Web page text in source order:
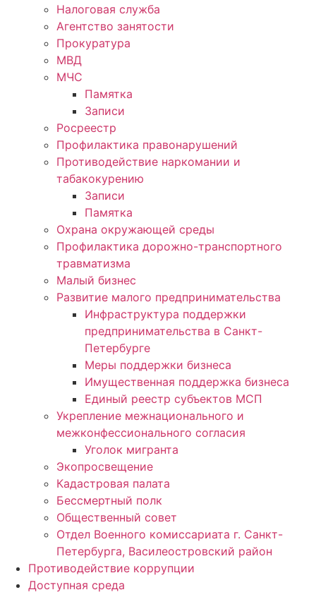
Налоговая служба
Агентство занятости
Прокуратура
МВД
МЧС
Памятка
Записи
Росреестр
Профилактика правонарушений
Противодействие наркомании и
табакокурению
Записи
Памятка
Охрана окружающей среды
Профилактика дорожно-транспортного
травматизма
Малый бизнес
Развитие малого предпринимательства
Инфраструктура поддержки
предпринимательства в Санкт-
Петербурге
Меры поддержки бизнеса
Имущественная поддержка бизнеса
Единый реестр субъектов МСП
Укрепление межнационального и
межконфессионального согласия
Уголок мигранта
Экопросвещение
Кадастровая палата
Бессмертный полк
Общественный совет
Отдел Военного комиссариата г. Санкт-
Петербурга, Василеостровский район
Противодействие коррупции
Доступная среда